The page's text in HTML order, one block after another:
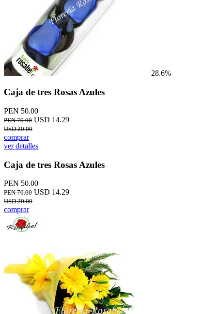
28.6%
Caja de tres Rosas Azules
PEN 50.00
PEN 70.00 USD 14.29
USD 20.00
comprar
ver detalles
Caja de tres Rosas Azules
PEN 50.00
PEN 70.00 USD 14.29
USD 20.00
comprar